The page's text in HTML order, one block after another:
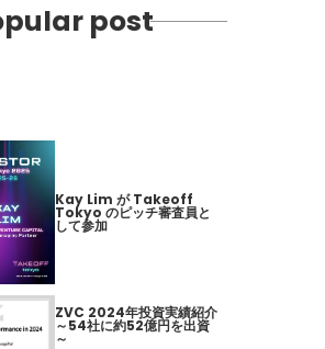
post
Kay Lim が Takeoff
Tokyo のピッチ審査員と
して参加
ZVC 2024年投資実績紹介
～54社に約52億円を出資
～